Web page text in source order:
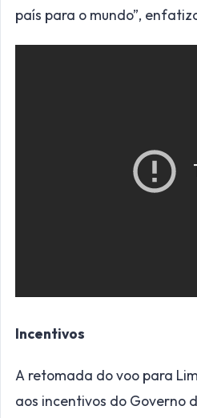
país para o mundo”,
Incentivos
A retomada do voo para
aos incentivos do Governo